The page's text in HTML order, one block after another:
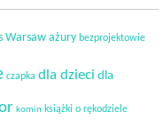
Warsaw ażury bezprojektowie
czapka dla dzieci dla
komin książki o rękodziele